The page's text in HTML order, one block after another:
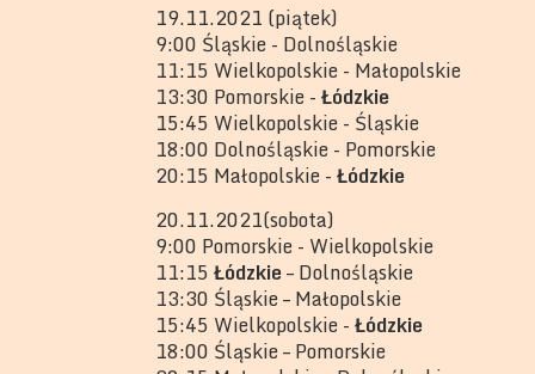
19.11.2021 (piątek)
9:00 Śląskie - Dolnośląskie
11:15 Wielkopolskie - Małopolskie
13:30 Pomorskie -Łódzkie
15:45 Wielkopolskie - Śląskie
18:00 Dolnośląskie - Pomorskie
20:15 Małopolskie -Łódzkie
20.11.2021(sobota)
9:00 Pomorskie - Wielkopolskie
11:15 Łódzkie– Dolnośląskie
13:30 Śląskie – Małopolskie
15:45 Wielkopolskie -Łódzkie
18:00 Śląskie – Pomorskie